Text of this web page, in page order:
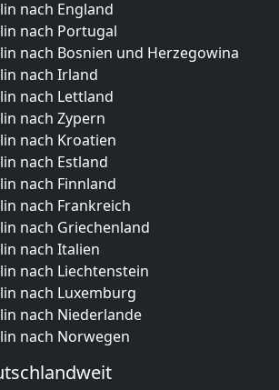
nach England
nach Portugal
nach Bosnien und Herzegowina
nach Irland
nach Lettland
nach Zypern
nach Kroatien
nach Estland
nach Finnland
nach Frankreich
nach Griechenland
nach Italien
nach Liechtenstein
nach Luxemburg
nach Niederlande
nach Norwegen